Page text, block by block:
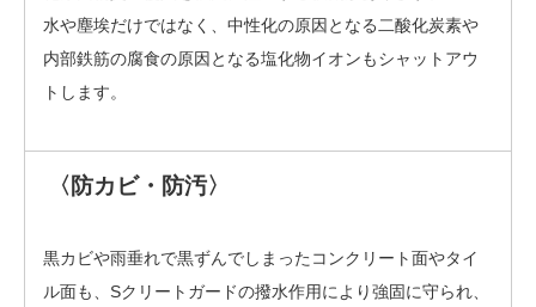
水や塵埃だけではなく、中性化の原因となる二酸化炭素や
内部鉄筋の腐食の原因となる塩化物イオンもシャットアウ
トします。
〈防カビ・防汚〉
黒カビや雨垂れで黒ずんでしまったコンクリート面やタイ
ル面も、Sクリートガードの撥水作用により強固に守られ、